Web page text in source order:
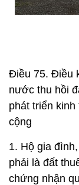
Điều 75. Điều
nước thu hồi
phát triển
cộng
1. Hộ gia
phải là đất
chứng nhận